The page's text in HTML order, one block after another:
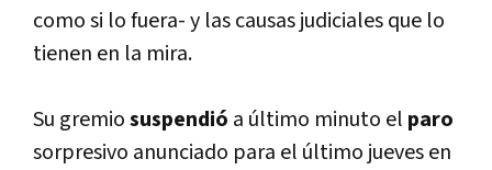
como si lo fuera- y las causas judiciales que lo
tienen en la mira.
Su gremiosuspendió a último minuto el paro
sorpresivo anunciado para el último jueves en